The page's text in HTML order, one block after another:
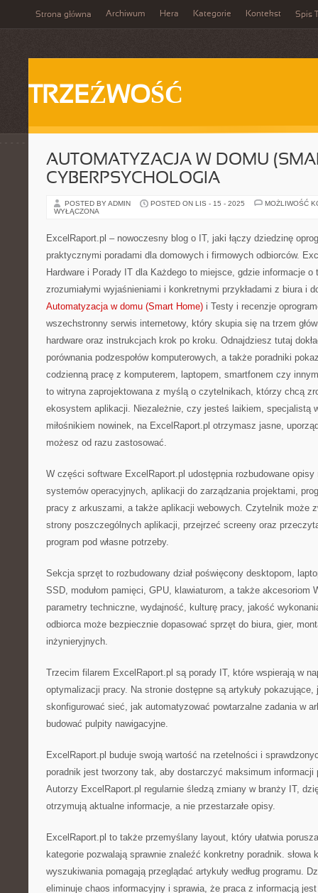
Strona główna Archiwum Hera Kategorie Kontekst Spis
TRZEŹWOŚĆ
AUTOMATYZACJA W DOMU
CYBERPSYCHOLOGIA
POSTED BY ADMIN POSTED ON LIS - 15 - 2025
MOŻLIWOŚĆ
WYŁĄCZONA
ExcelRaport.pl – nowoczesny blog o IT, jaki łączy dziedzinę
praktycznymi poradami dla domowych i firmowych odbiorców.
Hardware i Porady IT dla Każdego to miejsce, gdzie informacje
zrozumiałymi wyjaśnieniami i konkretnymi przykładami z biura i
Automatyzacja w domu (Smart Home) i Testy i recenzje
wszechstronny serwis internetowy, który skupia się na trzem
hardware oraz instrukcjach krok po kroku. Odnajdziesz tutaj
porównania podzespołów komputerowych, a także poradniki
codzienną pracę z komputerem, laptopem, smartfonem czy
to witryna zaprojektowana z myślą o czytelnikach, którzy chcą
ekosystem aplikacji. Niezależnie, czy jesteś laikiem, specjalistą
miłośnikiem nowinek, na ExcelRaport.pl otrzymasz jasne,
możesz od razu zastosować.
W części software ExcelRaport.pl udostępnia rozbudowane opisy
systemów operacyjnych, aplikacji do zarządzania projektami,
pracy z arkuszami, a także aplikacji webowych. Czytelnik może
strony poszczególnych aplikacji, przejrzeć screeny oraz
program pod własne potrzeby.
Sekcja sprzęt to rozbudowany dział poświęcony desktopom,
SSD, modułom pamięci, GPU, klawiaturom, a także akcesoriom
parametry techniczne, wydajność, kulturę pracy, jakość
odbiorca może bezpiecznie dopasować sprzęt do biura, gier,
inżynieryjnych.
Trzecim filarem ExcelRaport.pl są porady IT, które wspierają w
optymalizacji pracy. Na stronie dostępne są artykuły
skonfigurować sieć, jak automatyzować powtarzalne zadania w
budować pulpity nawigacyjne.
ExcelRaport.pl buduje swoją wartość na rzetelności i
poradnik jest tworzony tak, aby dostarczyć maksimum
Autorzy ExcelRaport.pl regularnie śledzą zmiany w branży IT,
otrzymują aktualne informacje, a nie przestarzałe opisy.
ExcelRaport.pl to także przemyślany layout, który ułatwia
kategorie pozwalają sprawnie znaleźć konkretny poradnik. słowa
wyszukiwania pomagają przeglądać artykuły według programu.
eliminuje chaos informacyjny i sprawia, że praca z informacją